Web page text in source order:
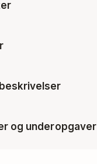
og underopgaver